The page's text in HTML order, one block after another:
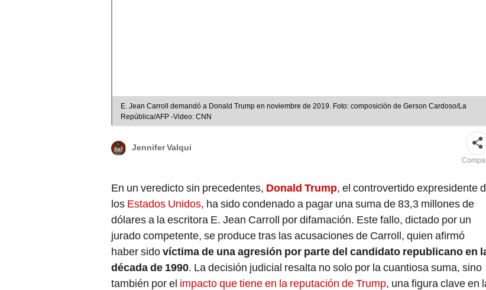
E. Jean Carroll demandó a Donald Trump en noviembre de 2019. Foto: composición de Gerson Cardoso/La
República/AFP -Video: CNN
Jennifer Valqui
En un veredicto sin precedentes, Donald Trump, el controvertido expresidente
los Estados Unidos, ha sido condenado a pagar una suma de 83,3 millones de
dólares a la escritora E. Jean Carroll por difamación. Este fallo, dictado por un
jurado competente, se produce tras las acusaciones de Carroll, quien afirmó
haber sidovíctima de una agresión por parte del candidato republicano en
década de 1990. La decisión judicial resalta no solo por la cuantiosa suma, sino
también por el impacto que tiene en la reputación de Trump, una figura clave en